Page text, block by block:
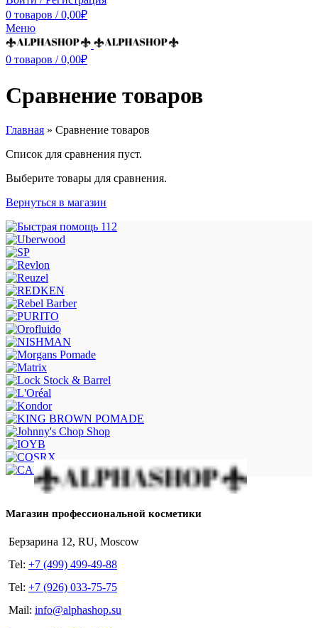
0 товаров / 0,00₽
Меню
0 товаров / 0,00₽
Сравнение товаров
Главная » Сравнение товаров
Список для сравнения пуст.
Выберите товары для сравнения.
Вернуться в магазин
Магазин профессиональной косметики
Берзарина 12, RU, Moscow
Tel: +7 (499) 499-49-88
Tel: +7 (926) 033-75-75
Mail: info@alphashop.su